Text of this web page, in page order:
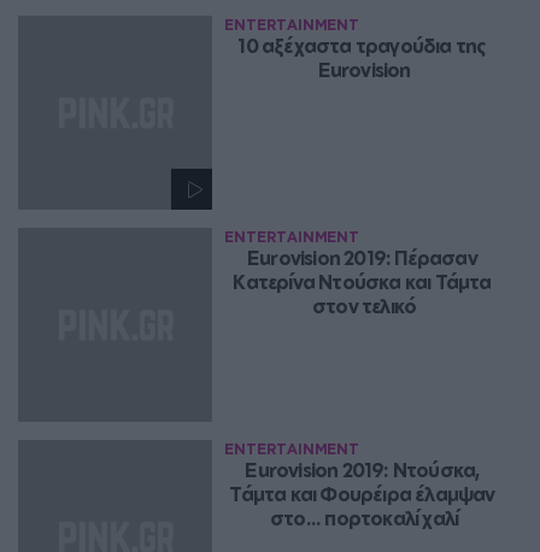
ENTERTAINMENT
10 αξέχαστα τραγούδια της
Eurovision
ENTERTAINMENT
Eurovision 2019: Πέρασαν
Κατερίνα Ντούσκα και Τάμτα
στον τελικό
ENTERTAINMENT
Eurovision 2019: Ντούσκα,
Τάμτα και Φουρέιρα έλαμψαν
στο... πορτοκαλί χαλί